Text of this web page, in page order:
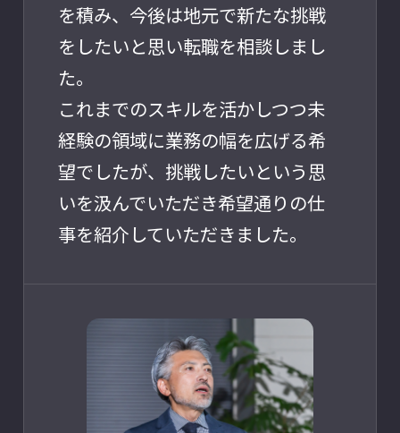
を積み、今後は地元で新たな挑戦
をしたいと思い転職を相談しまし
た。
これまでのスキルを活かしつつ未
経験の領域に業務の幅を広げる希
望でしたが、挑戦したいという思
いを汲んでいただき希望通りの仕
事を紹介していただきました。